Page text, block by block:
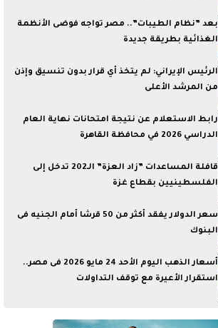
بعد ”نظام الطيبات”.. مصر تواجه فوضى الأنظمة
الغذائية بطريقة جديدة
الرئيس الإيراني: لم يتخذ أي قرار بدون تنسيق وإذن
من المرشد الأعلى
رابط الاستعلام عن نتيجة امتحانات نهاية العام
الدراسي 2026 في محافظة القاهرة
قافلة المساعدات ”زاد العزة” الـ202 تدخل إلى
الفلسطينيين بقطاع غزة
سعر الدولار يفقد أكثر من 50 قرشا أمام الجنيه فى
البنوك
أسعار الذهب اليوم الأحد 24 مايو 2026 فى مصر..
استقرار الأعيرة مع توقف التداولات